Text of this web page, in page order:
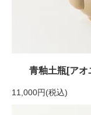
青釉土瓶[アオ
11,000円(税込)